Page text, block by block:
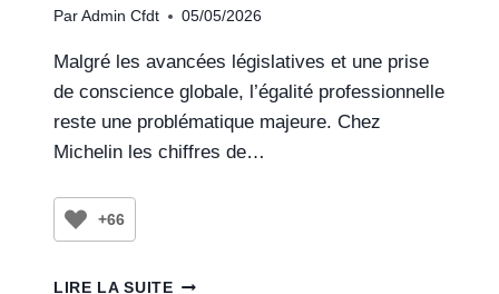
Par Admin Cfdt 05/05/2026
Malgré les avancées législatives et une prise
de conscience globale, l’égalité professionnelle
reste une problématique majeure. Chez
Michelin les chiffres de…
+66
LIRE LA SUITE